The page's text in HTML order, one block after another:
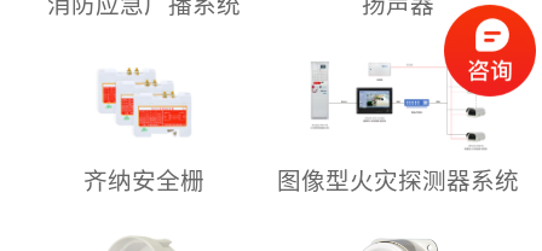
消防应急广播系统 扬声器
齐纳安全栅 图像型火灾探测器系统
介绍